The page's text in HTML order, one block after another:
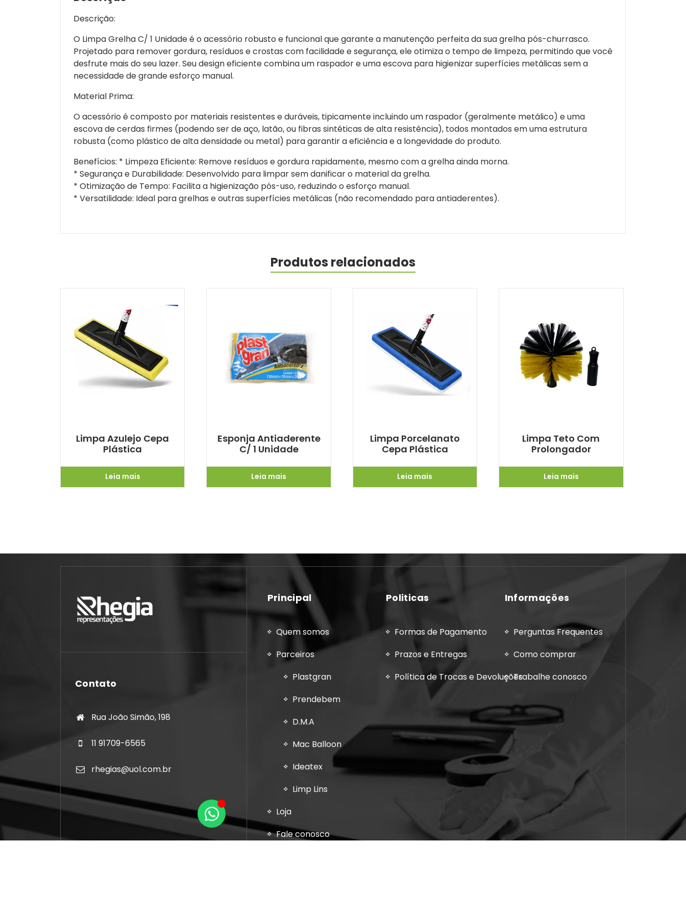
Descrição:
O Limpa Grelha C/ 1 Unidade é o acessório robusto e funcional que garante a manutenção perfeita da sua grelha pós-churrasco.
Projetado para remover gordura, resíduos e crostas com facilidade e segurança, ele otimiza o tempo de limpeza, permitindo que você
desfrute mais do seu lazer. Seu design eficiente combina um raspador e uma escova para higienizar superfícies metálicas sem a
necessidade de grande esforço manual.
Material Prima:
O acessório é composto por materiais resistentes e duráveis, tipicamente incluindo um raspador (geralmente metálico) e uma
escova de cerdas firmes (podendo ser de aço, latão, ou fibras sintéticas de alta resistência), todos montados em uma estrutura
robusta (como plástico de alta densidade ou metal) para garantir a eficiência e a longevidade do produto.
Benefícios: * Limpeza Eficiente: Remove resíduos e gordura rapidamente, mesmo com a grelha ainda morna.
* Segurança e Durabilidade: Desenvolvido para limpar sem danificar o material da grelha.
* Otimização de Tempo: Facilita a higienização pós-uso, reduzindo o esforço manual.
* Versatilidade: Ideal para grelhas e outras superfícies metálicas (não recomendado para antiaderentes).
Produtos relacionados
Limpa Azulejo Cepa
Plástica
Leia mais
Esponja Antiaderente
C/ 1 Unidade
Leia mais
Limpa Porcelanato
Cepa Plástica
Leia mais
Limpa Teto Com
Prolongador
Leia mais
Contato
Rua João Simão, 198
11 91709-6565
rhegias@uol.com.br
Principal
Quem somos
Parceiros
Plastgran
Prendebem
D.M.A
Mac Balloon
Ideatex
Limp Lins
Loja
Fale conosco
Politicas
Formas de Pagamento
Prazos e Entregas
Política de Trocas e Devoluções
Informações
Perguntas Frequentes
Como comprar
Trabalhe conosco